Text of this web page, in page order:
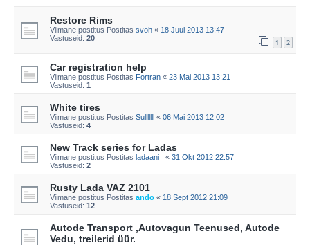
Restore Rims
Viimane postitus Postitas svoh « 18 Juul 2013 13:47
Vastuseid: 20 1 2
Car registration help
Viimane postitus Postitas Fortran « 23 Mai 2013 13:21
Vastuseid: 1
White tires
Viimane postitus Postitas Sulllllll « 06 Mai 2013 12:02
Vastuseid: 4
New Track series for Ladas
Viimane postitus Postitas ladaani_ « 31 Okt 2012 22:57
Vastuseid: 2
Rusty Lada VAZ 2101
Viimane postitus Postitas ando « 18 Sept 2012 21:09
Vastuseid: 12
Autode Transport ,Autovagun Teenused, Autode
Vedu, treilerid üür.